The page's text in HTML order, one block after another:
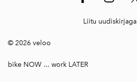
Liitu uudiskirjaga
© 2026 veloo
bike NOW ... work LATER